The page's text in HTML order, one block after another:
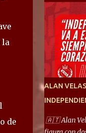
la
de
ayuda a que
hombre
haciendo
un
me gusta
de jugar mía
adapte”.
pero me
problemas
y de
me gusta
ALAN
🇦🇹 Alan